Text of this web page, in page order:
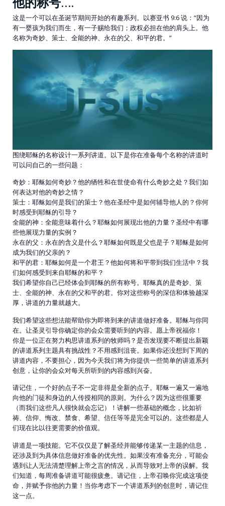
这是一个可以在圣诞节期间开始的有趣系列。以赛亚书 9:6 说：“因为
有一婴孩为我们而生，有一子赐给我们；政权必担在他的肩头上。他
名称为奇妙、策士、全能的神、永在的父、和平的君。”
围绕耶稣的名称设计一系列讲道。以下是你在准备每个名称的讲道时
可以问自己的一些问题：
奇妙：耶稣如何奇妙？他的牺牲和在世使命有什么奇妙之处？我们如
何表达对他的奇妙之情？
策士：耶稣如何是我们的策士？他在圣经中是如何辅导他人的？你何
时感受到耶稣的引导？
全能的神：全能意味着什么？耶稣如何展现出他的力量？圣经中有哪
些他展现力量的实例？
永在的父：永在的含义是什么？耶稣如何既是父也是子？耶稣是如何
成为我们的父亲的？
和平的君：耶稣如何是一个君王？他如何将和平带到我们生活中？我
们如何感受到来自耶稣的和平？
我们希望你自己已经体会到耶稣的所有称号。耶稣真的是奇妙、策
士、全能的神、永在的父和平的君。你对这些称号的深信和体验越深
厚，讲道的力量就越大。
我们希望这些想法能帮助你为即将到来的讲道做好准备。耶稣与你同
在。让圣灵引导你确定你的会众需要听到的内容。愿上帝祝福你！
你是一位正在努力构思讲道系列的牧师吗？是否发现要不断提出新颖
的讲道系列主题具有挑战性？不用感到沮丧。如果你还没想到下周的
讲道内容，不要担心，因为今天我们将为你提供一些简单的讲道系列
创意，让你的会众对每天所听到的内容感到兴奋。
请记住，一个好的点子不一定非得是全新的点子。耶稣一遍又一遍地
向他的门徒和身边的人传授相同的原则。为什么？因为这些很重要
（而我们这些凡人很快就会忘记）！讲解一些基础的概念，比如祈
祷、信仰、悔改、禁食、希望、信任等等是完全可以的。这些都是人
们现在比以往更需要的价值观。
讲道是一项技能。它不仅仅是了解圣经并能够传递某一主题的信息，
还涉及到为具体信息做好准备的优先性。如果没有准备充分，可能会
遇到让人无法清楚理解上帝之言的情况，从而导致对上帝的误解。我
们知道，每周准备讲道可能很疲惫。请记住，上帝召唤你完成这项使
命，并赋予你他的力量！当你考虑下一个讲道系列的创意时，请记住
这一点。